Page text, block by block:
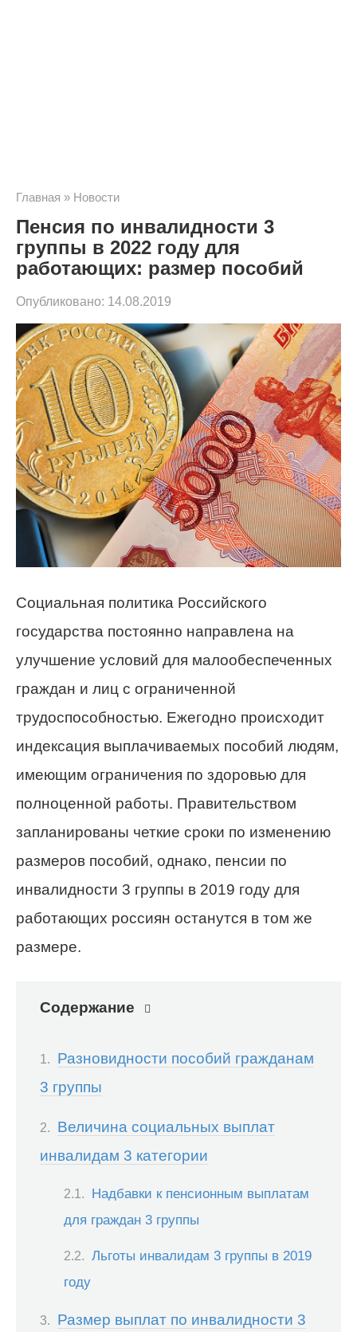
Главная » Новости
Пенсия по инвалидности 3
группы в 2022 году для
работающих: размер пособий
Опубликовано: 14.08.2019
Социальная политика Российского
государства постоянно направлена на
улучшение условий для малообеспеченных
граждан и лиц с ограниченной
трудоспособностью. Ежегодно происходит
индексация выплачиваемых пособий людям,
имеющим ограничения по здоровью для
полноценной работы. Правительством
запланированы четкие сроки по изменению
размеров пособий, однако, пенсии по
инвалидности 3 группы в 2019 году для
работающих россиян останутся в том же
размере.
Содержание
Разновидности пособий гражданам
3 группы
Величина социальных выплат
инвалидам 3 категории
Надбавки к пенсионным выплатам
для граждан 3 группы
Льготы инвалидам 3 группы в 2019
году
Размер выплат по инвалидности 3